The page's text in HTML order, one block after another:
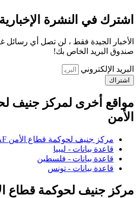
اشترك في النشرة الإخبارية
الأخبار الجيدة فقط ، لن تصل أي رسائل
صندوق البريد الخاص بك!
البريد الإلكتروني
اشتراك
مواقع أخرى لمركز جنيف
الأمن
مركز جنيف لحوكمة قطاع الأمن DCAF
قاعدة بيانات - ليبيا
قاعدة بيانات - فلسطين
قاعدة بيانات - تونس
مركز جنيف لحوكمة قطاع